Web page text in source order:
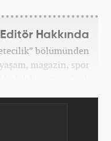
Editör Hakkında
bölümünden
magazin, spor
hayatına Ocak